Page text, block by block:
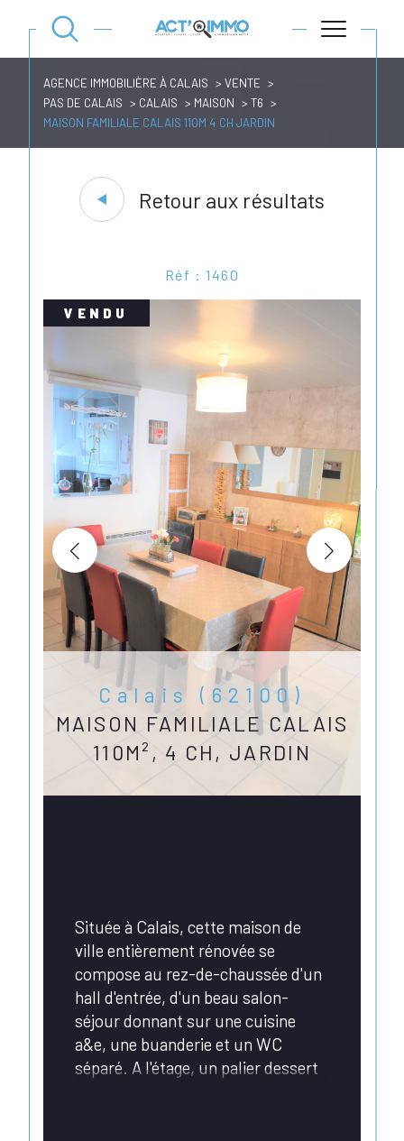
AGENCE IMMOBILIÈRE À CALAIS
VENTE
PAS DE CALAIS
CALAIS MAISON
T6
MAISON FAMILIALE CALAIS 110M 4 CH JARDIN
Retour aux résultats
Réf : 1460
VENDU
Calais (62100)
MAISON FAMILIALE CALAIS
110M², 4 CH, JARDIN
Située à Calais, cette maison de
ville entièrement rénovée se
compose au rez-de-chaussée d'un
hall d'entrée, d'un beau salon-
séjour donnant sur une cuisine
a&e, une buanderie et un WC
séparé. A l'étage, un palier dessert